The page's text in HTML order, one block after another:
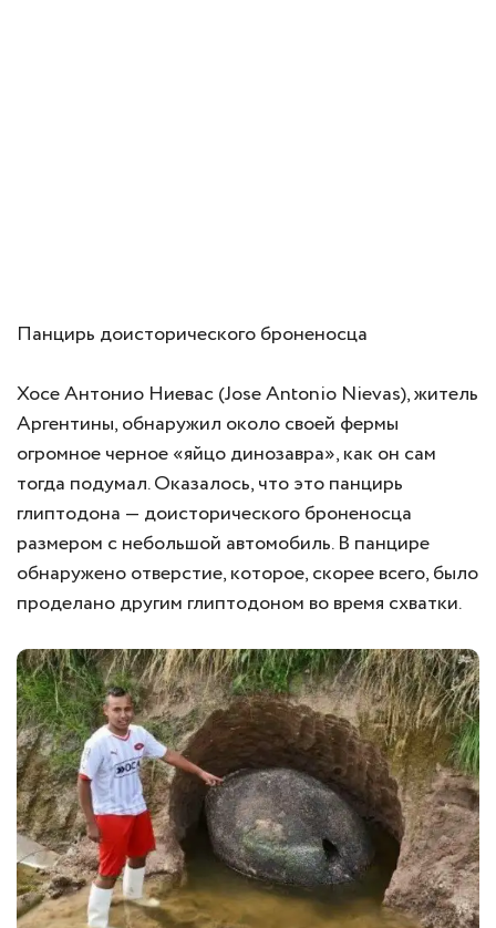
Панцирь доисторического броненосца
Хосе Антонио Ниевас (Jose Antonio Nievas), житель
Аргентины, обнаружил около своей фермы
огромное черное «яйцо динозавра», как он сам
тогда подумал. Оказалось, что это панцирь
глиптодона — доисторического броненосца
размером с небольшой автомобиль. В панцире
обнаружено отверстие, которое, скорее всего, было
проделано другим глиптодоном во время схватки.